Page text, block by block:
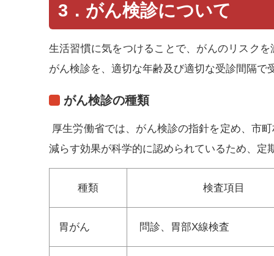
3．がん検診について
生活習慣に気をつけることで、がんのリスク
がん検診を、適切な年齢及び適切な受診間隔
がん検診の種類
厚生労働省では、がん検診の指針を定め、市
減らす効果が科学的に認められているため、定
種類 検査項目
胃がん 問診、胃部X線検査